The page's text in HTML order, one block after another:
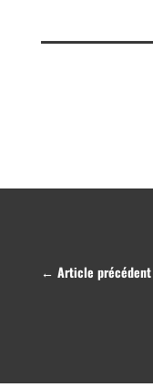
← Article précédent